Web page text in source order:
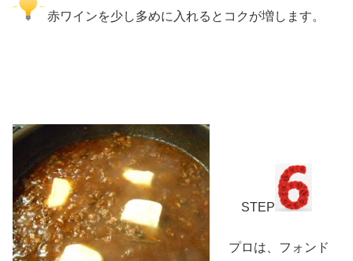
赤ワインを少し多めに入れるとコクが増します。
STEP
プロは、フォンド